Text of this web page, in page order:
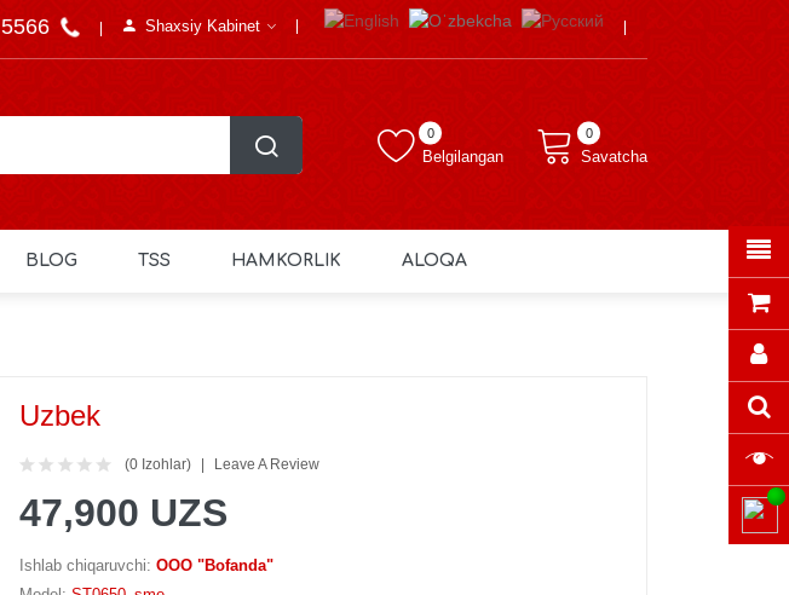
Shaxsiy Kabinet
Belgilangan
0 0
Savatcha
BLOG TSS HAMKORLIK ALOQA
Uzbek
(0 Izohlar) Leave A Review
47,900 UZS
Ishlab chiqaruvchi: OOO "Bofanda"